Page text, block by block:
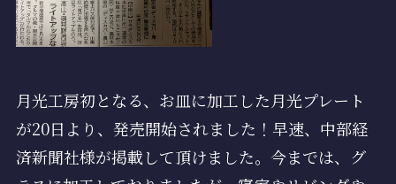
月光工房初となる、お皿に加工した月光プレート
が20日より、発売開始されました！早速、中部経
済新聞社様が掲載して頂けました。今までは、グ